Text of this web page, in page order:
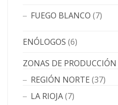
FUEGO BLANCO (7)
ENÓLOGOS (6)
ZONAS DE PRODUCCIÓN
REGIÓN NORTE (37)
LA RIOJA(7)